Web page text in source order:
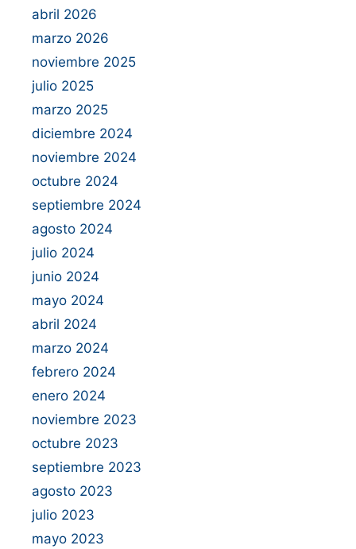
abril 2026
marzo 2026
noviembre 2025
julio 2025
marzo 2025
diciembre 2024
noviembre 2024
octubre 2024
septiembre 2024
agosto 2024
julio 2024
junio 2024
mayo 2024
abril 2024
marzo 2024
febrero 2024
enero 2024
noviembre 2023
octubre 2023
septiembre 2023
agosto 2023
julio 2023
mayo 2023